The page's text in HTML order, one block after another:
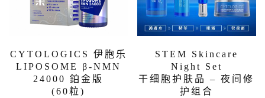
CYTOLOGICS 伊胞乐
LIPOSOME β-NMN
24000 鉑金版
(60粒)
STEM Skincare
Night Set
干细胞护肤品 – 夜间修
护组合